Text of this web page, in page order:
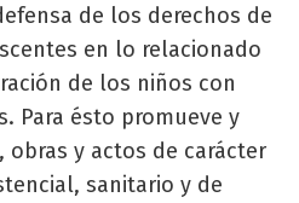
de los derechos de
en lo relacionado
de los niños con
Para ésto promueve y
y actos de carácter
sanitario y de